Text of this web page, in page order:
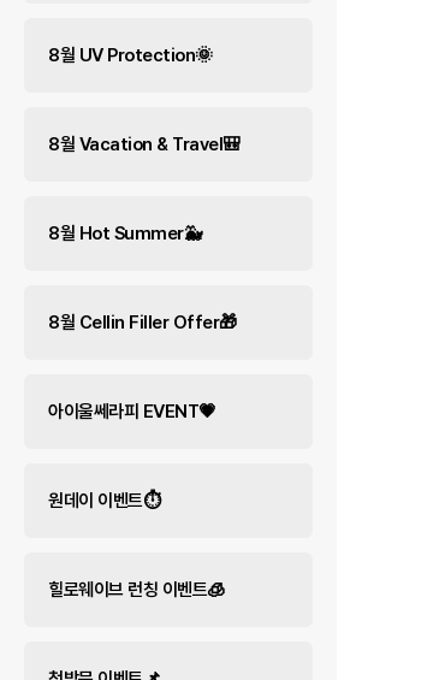
8월 UV Protection🌞
8월 Vacation & Travel🎒
8월 Hot Summer🐳
8월 Cellin Filler Offer🎁
아이울쎄라피 EVENT💗
원데이 이벤트⏱️
힐로웨이브 런칭 이벤트🧊